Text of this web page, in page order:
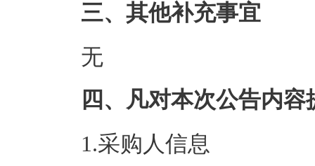
三、其他补充事宜
无
四、凡对本次公告内
1.采购人信息